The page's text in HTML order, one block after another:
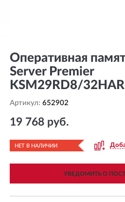
Оперативная
Server Premier
KSM29RD8/
Артикул: 652902
19 768 руб.
НЕТ В НАЛИЧИИ
УВЕДОМИТЬ О